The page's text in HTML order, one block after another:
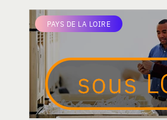
PAYS DE LA LOIRE